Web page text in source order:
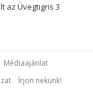
az Üvegtigris 3
Médiaajánlat
Írjon nekünk!